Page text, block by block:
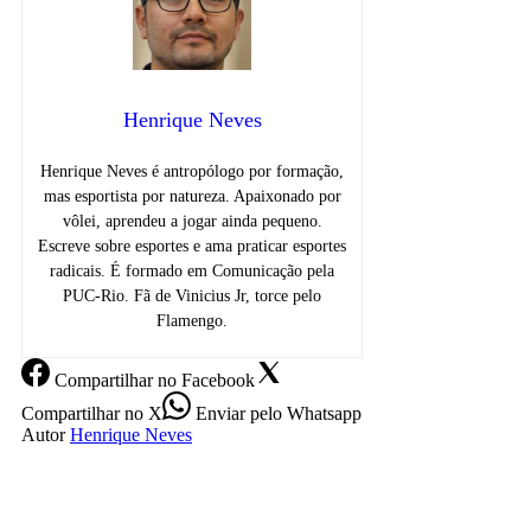
Henrique Neves
Henrique Neves é antropólogo por formação,
mas esportista por natureza. Apaixonado por
vôlei, aprendeu a jogar ainda pequeno.
Escreve sobre esportes e ama praticar esportes
radicais. É formado em Comunicação pela
PUC-Rio. Fã de Vinicius Jr, torce pelo
Flamengo.
Compartilharno Facebook
Compartilharno X Enviarpelo Whatsapp
Autor Henrique Neves